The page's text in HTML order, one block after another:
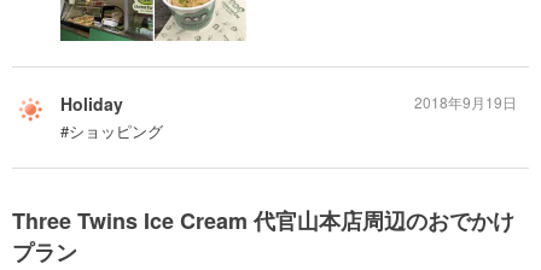
Holiday
#ショッピング
2018年9月19日
Three Twins Ice Cream 代官山本店周辺のおでかけ
プラン